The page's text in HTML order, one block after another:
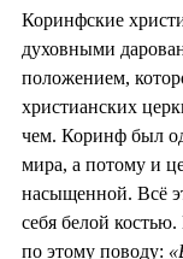
Коринфские
духовными
положением,
христианских
чем. Коринф был
мира, а потому и
насыщенной. Всё
себя белой
по этому поводу: